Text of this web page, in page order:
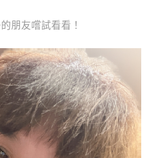
朋友嚐試看看！